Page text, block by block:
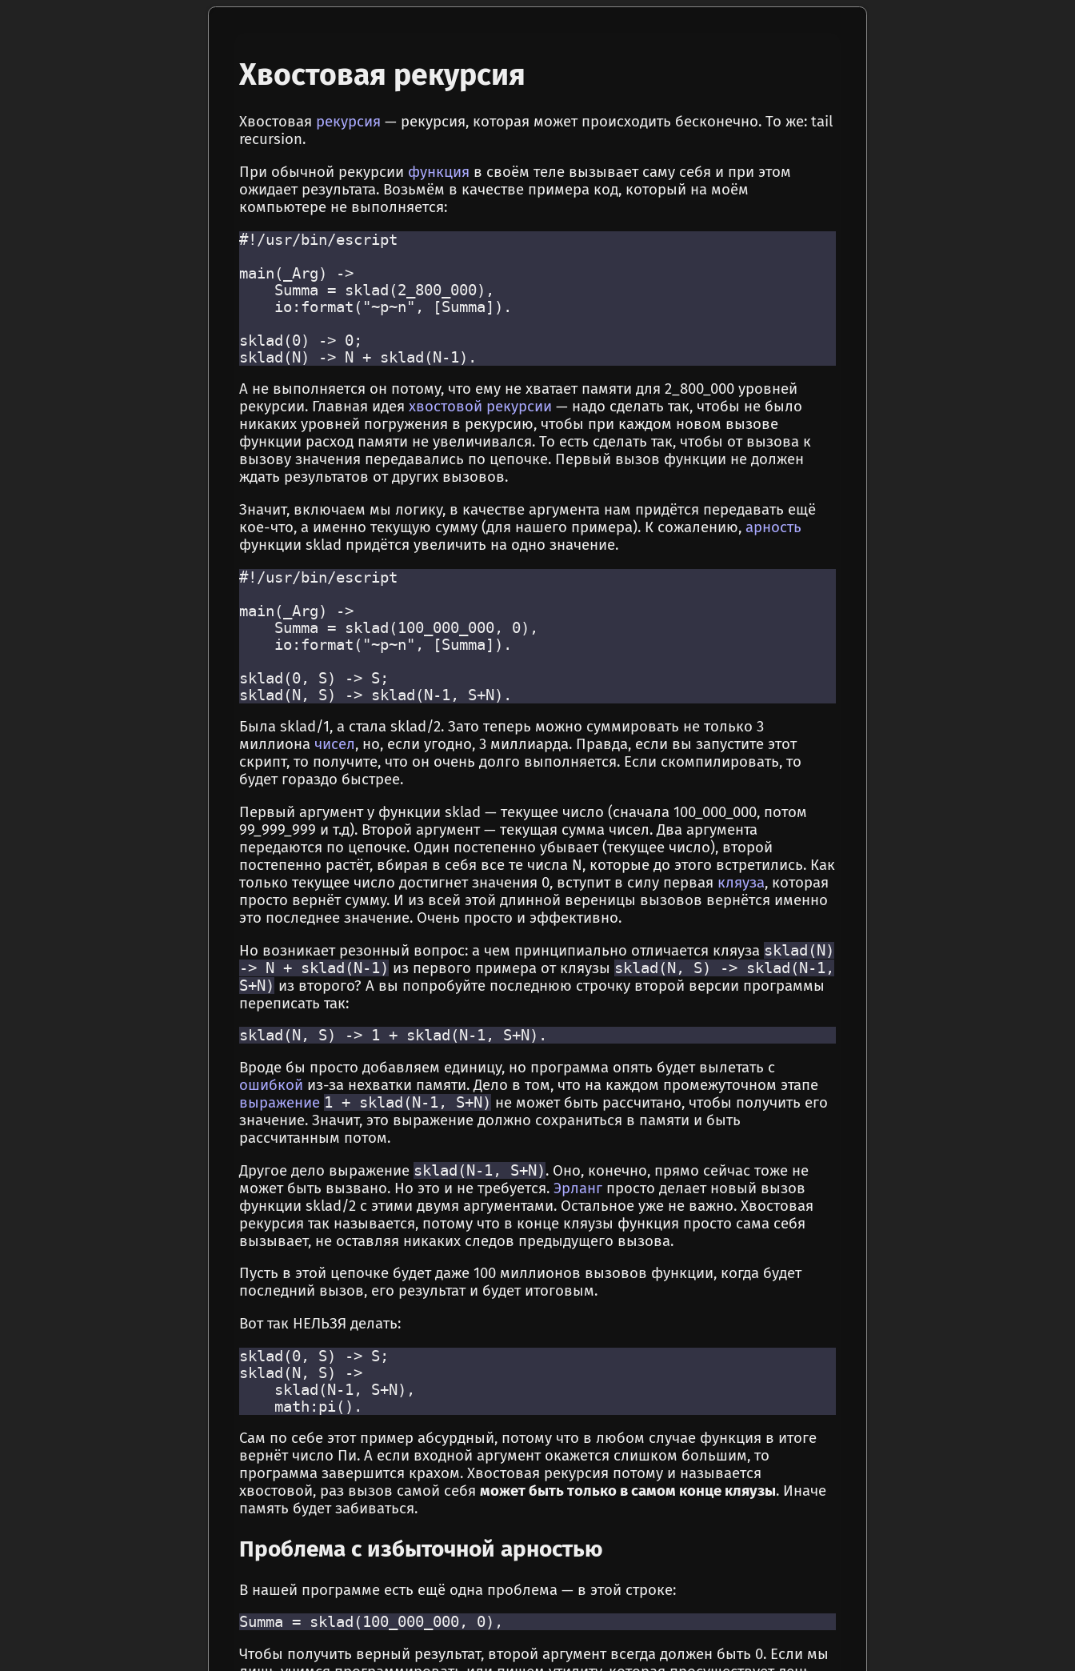
Хвостовая рекурсия
Хвостовая рекурсия — рекурсия, которая может происходить бесконечно. То же: tail
recursion.
При обычной рекурсии функция в своём теле вызывает саму себя и при этом
ожидает результата. Возьмём в качестве примера код, который на моём
компьютере не выполняется:
#!/usr/bin/escript
main(_Arg) ->
    Summa = sklad(2_800_000),
    io:format("~p~n", [Summa]).
sklad(0) -> 0;
А не выполняется он потому, что ему не хватает памяти для 2_800_000 уровней
рекурсии. Главная идея хвостовой рекурсии — надо сделать так, чтобы не было
никаких уровней погружения в рекурсию, чтобы при каждом новом вызове
функции расход памяти не увеличивался. То есть сделать так, чтобы от вызова к
вызову значения передавались по цепочке. Первый вызов функции не должен
ждать результатов от других вызовов.
Значит, включаем мы логику, в качестве аргумента нам придётся передавать ещё
кое-что, а именно текущую сумму (для нашего примера). К сожалению, арность
функции sklad придётся увеличить на одно значение.
#!/usr/bin/escript
main(_Arg) ->
    Summa = sklad(100_000_000, 0),
    io:format("~p~n", [Summa]).
sklad(0, S) -> S;
Была sklad/1, а стала sklad/2. Зато теперь можно суммировать не только 3
миллиона чисел, но, если угодно, 3 миллиарда. Правда, если вы запустите этот
скрипт, то получите, что он очень долго выполняется. Если скомпилировать, то
будет гораздо быстрее.
Первый аргумент у функции sklad — текущее число (сначала 100_000_000, потом
99_999_999 и т.д). Второй аргумент — текущая сумма чисел. Два аргумента
передаются по цепочке. Один постепенно убывает (текущее число), второй
постепенно растёт, вбирая в себя все те числа N, которые до этого встретились. Как
только текущее число достигнет значения 0, вступит в силу первая кляуза, которая
просто вернёт сумму. И из всей этой длинной вереницы вызовов вернётся именно
это последнее значение. Очень просто и эффективно.
Но возникает резонный вопрос: а чем принципиально отличается кляуза sklad(N)
-> N + sklad(N-1) из первого примера от кляузы sklad(N, S) -> sklad(N-1,
S+N) из второго? А вы попробуйте последнюю строчку второй версии программы
переписать так:
Вроде бы просто добавляем единицу, но программа опять будет вылетать с
ошибкой из-за нехватки памяти. Дело в том, что на каждом промежуточном этапе
выражение 1 + sklad(N-1, S+N) не может быть рассчитано, чтобы получить его
значение. Значит, это выражение должно сохраниться в памяти и быть
рассчитанным потом.
Другое дело выражение sklad(N-1, S+N). Оно, конечно, прямо сейчас тоже не
может быть вызвано. Но это и не требуется. Эрлангпросто делает новый вызов
функции sklad/2 с этими двумя аргументами. Остальное уже не важно. Хвостовая
рекурсия так называется, потому что в конце кляузы функция просто сама себя
вызывает, не оставляя никаких следов предыдущего вызова.
Пусть в этой цепочке будет даже 100 миллионов вызовов функции, когда будет
последний вызов, его результат и будет итоговым.
Вот так НЕЛЬЗЯ делать:
sklad(0, S) -> S;
sklad(N, S) ->
    sklad(N-1, S+N),
Сам по себе этот пример абсурдный, потому что в любом случае функция в итоге
вернёт число Пи. А если входной аргумент окажется слишком большим, то
программа завершится крахом. Хвостовая рекурсия потому и называется
хвостовой, раз вызов самой себя может быть только в самом конце кляузы. Иначе
память будет забиваться.
Проблема с избыточной арностью
В нашей программе есть ещё одна проблема — в этой строке:
Чтобы получить верный результат, второй аргумент всегда должен быть 0. Если мы